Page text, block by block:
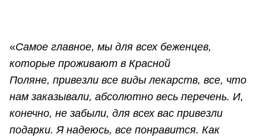
«Самое главное, мы для всех беженцев,
которые проживают в Красной
Поляне, привезли все виды лекарств, все, что
нам заказывали, абсолютно весь перечень. И,
конечно, не забыли, для всех вас привезли
подарки. Я надеюсь, все понравится. Как